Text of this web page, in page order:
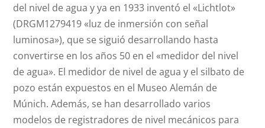
del nivel de agua y ya en 1933 inventó el «Lichtlot»
(DRGM1279419 «luz de inmersión con señal
luminosa»), que se siguió desarrollando hasta
convertirse en los años 50 en el «medidor del nivel
de agua». El medidor de nivel de agua y el silbato de
pozo están expuestos en el Museo Alemán de
Múnich. Además, se han desarrollado varios
modelos de registradores de nivel mecánicos para